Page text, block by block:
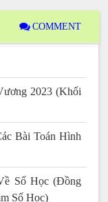
COMMENT
2023 (Khối
Bài Toán Hình
Số Học (Đồng
Số Học)